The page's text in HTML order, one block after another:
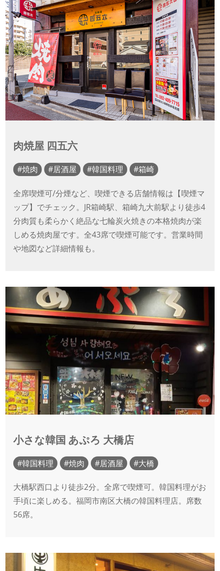
肉焼屋 四五六
焼肉 居酒屋 韓国料理 箱崎
全席喫煙可/分煙など、喫煙できる店舗情報は【喫煙マ
ップ】でチェック。JR箱崎駅、箱崎九大前駅より徒歩4
分肉質も柔らかく絶品な七輪炭火焼きの本格焼肉が楽
しめる焼肉屋です。全43席で喫煙可能です。営業時間
や地図など詳細情報も。
小さな韓国 あぷろ 大橋店
韓国料理 焼肉 居酒屋 大橋
大橋駅西口より徒歩2分。全席で喫煙可。韓国料理がお
手頃に楽しめる。福岡市南区大橋の韓国料理店。席数
56席。